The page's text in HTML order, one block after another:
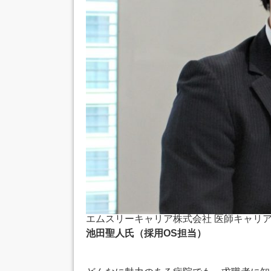
エムスリーキャリア株式会社 医師キャ
池田聖人氏（採用OS担当）